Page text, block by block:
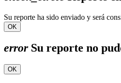
Su reporte ha sido enviado y será
OK
errorSu reporte no
OK